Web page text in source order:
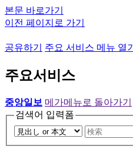
본문 바로가기
이전 페이지로 가기
공유하기 주요 서비스 메뉴 열기
주요서비스
중앙일보 메가메뉴로 돌아가기
검색어 입력폼